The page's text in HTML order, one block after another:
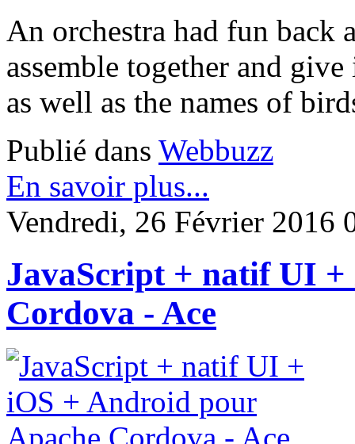
An orchestra had fun
assemble together and
as well as the names of
Publié dans Webbuzz
En savoir plus...
Vendredi, 26 Février 2016
JavaScript + natif UI
Cordova - Ace